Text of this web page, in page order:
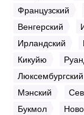
Французский
Венгерский
Ирландский
Кикуйю
Люксембургский
Мэнский
Букмол